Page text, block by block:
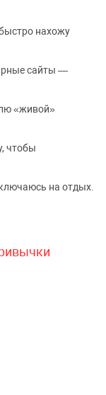
нахожу
сайты —
«живой»
чтобы
на отдых.